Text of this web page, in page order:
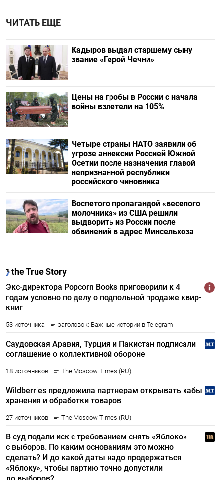
ЧИТАТЬ ЕЩЕ
Кадыров выдал старшему сыну
звание «Герой Чечни»
Цены на гробы в России с начала
войны взлетели на 105%
Четыре страны НАТО заявили об
угрозе аннексии Россией Южной
Осетии после назначения главой
непризнанной республики
российского чиновника
Воспетого пропагандой «веселого
молочника» из США решили
выдворить из России после
обвинений в адрес Минсельхоза